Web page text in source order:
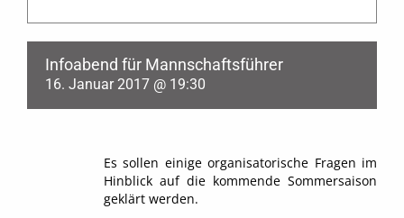
Infoabend für Mannschaftsführer
16. Januar 2017 @ 19:30
Es sollen einige organisatorische Fragen im
Hinblick auf die kommende Sommersaison
geklärt werden.